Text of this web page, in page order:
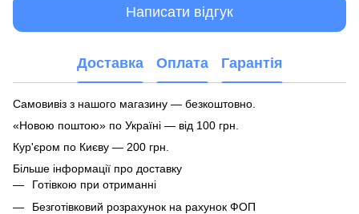
Написати відгук
Доставка Оплата Гарантія
Самовивіз з нашого магазину — безкоштовно.
«Новою поштою» по Україні — від 100 грн.
Кур'єром по Києву — 200 грн.
Більше інформації про доставку
Готівкою при отриманні
Безготівковий розрахунок на рахунок ФОП